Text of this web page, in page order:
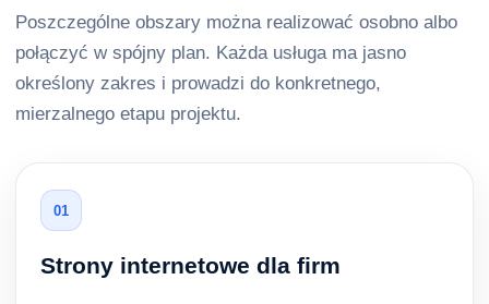
Poszczególne obszary można realizować osobno albo
połączyć w spójny plan. Każda usługa ma jasno
określony zakres i prowadzi do konkretnego,
mierzalnego etapu projektu.
01
Strony internetowe dla firm